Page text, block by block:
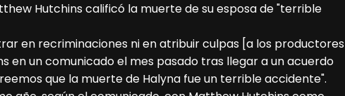
Hutchins calificó la muerte de su esposa de "terrible
en recriminaciones ni en atribuir culpas [a los productores
en un comunicado el mes pasado tras llegar a un acuerdo
que la muerte de Halyna fue un terrible accidente".